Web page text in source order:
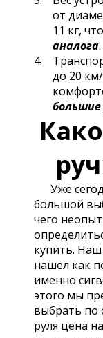
от
11 кг, что
аналога.
до 20
Уже
большой
чего
купить.
нашел как
именно
этого мы
выбрать по
руля цена